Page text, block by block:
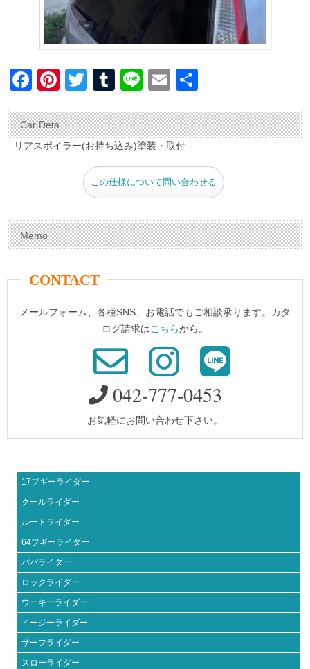
F
c
e
k
Pi
er
e
T
tt
er
T
m
bl
r
Li
e
E
ail
Car Deta
リアスポイラー(お持ち込み)塗装・取付
この仕様について問い合わせる
Memo
CONTACT
メールフォーム、各種SNS、お電話でもご相談承ります。カタ
ログ請求はこちらから。
042-777-0453
お気軽にお問い合わせ下さい。
17ブギーライダー
クールライダー
ルートライダー
64ブギーライダー
パパライダー
ロックライダー
ウーキーライダー
イージーライダー
サーフライダー
スローライダー